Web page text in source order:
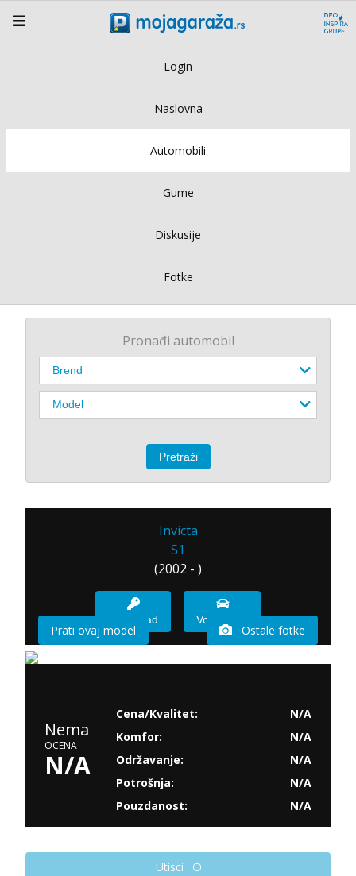
Login
Naslovna
Automobili
Gume
Diskusije
Fotke
Pronađi automobil
Invicta
S1
(2002 - )
Imam sad Vozio sam
Prati ovaj model Ostale fotke
Nema
OCENA
N/A
Cena/Kvalitet:
N/A
Komfor:
N/A
Održavanje:
N/A
Potrošnja:
N/A
Pouzdanost:
N/A
Utisci